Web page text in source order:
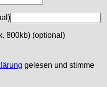
800kb) (optional)
gelesen und stimme